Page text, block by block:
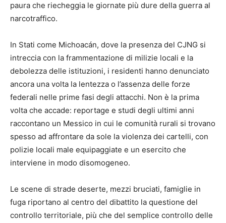
paura che riecheggia le giornate più dure della guerra al
narcotraffico.
In Stati come Michoacán, dove la presenza del CJNG si
intreccia con la frammentazione di milizie locali e la
debolezza delle istituzioni, i residenti hanno denunciato
ancora una volta la lentezza o l’assenza delle forze
federali nelle prime fasi degli attacchi. Non è la prima
volta che accade: reportage e studi degli ultimi anni
raccontano un Messico in cui le comunità rurali si trovano
spesso ad affrontare da sole la violenza dei cartelli, con
polizie locali male equipaggiate e un esercito che
interviene in modo disomogeneo.
Le scene di strade deserte, mezzi bruciati, famiglie in
fuga riportano al centro del dibattito la questione del
controllo territoriale, più che del semplice controllo delle